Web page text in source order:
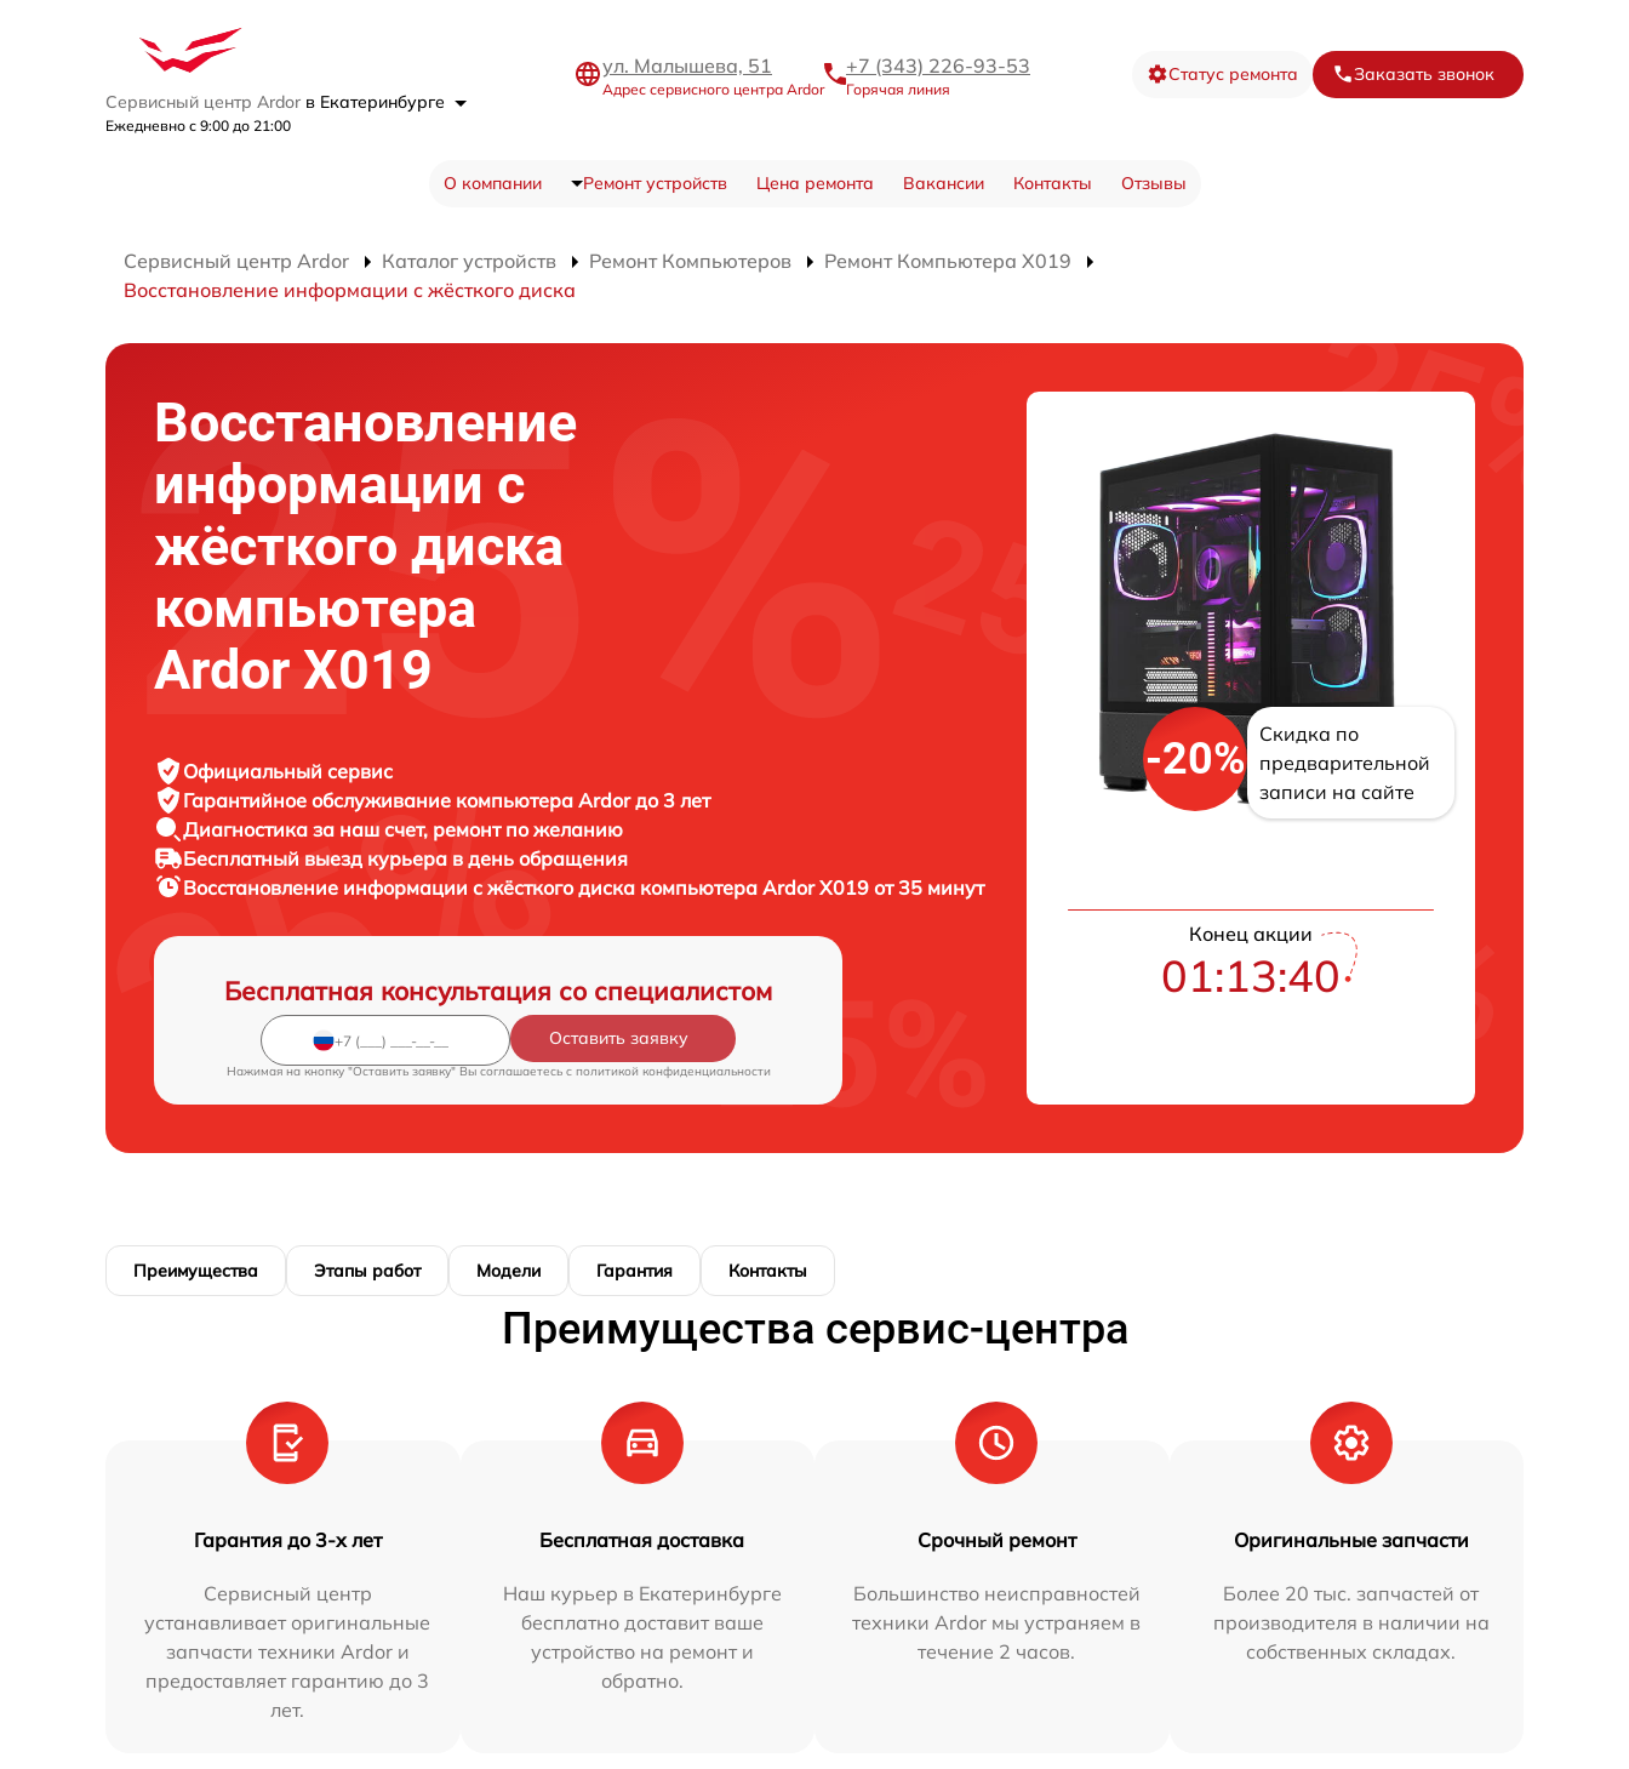
Сервисный центр Ardor в Екатеринбурге
Ежедневно с 9:00 до 21:00
ул. Малышева, 51
Адрес сервисного центра Ardor
+7 (343) 226-93-53
Горячая линия
Статус ремонта Заказать звонок
О компании Ремонт устройств Цена ремонта Вакансии Контакты Отзывы
Сервисный центр Ardor Каталог устройств Ремонт Компьютеров
Ремонт Компьютера X019
Восстановление информации с жёсткого диска
Восстановление
информации с
жёсткого диска
компьютера
Ardor X019
Официальный сервис
Гарантийное обслуживание компьютера Ardor до 3 лет
Диагностика за наш счет, ремонт по желанию
Бесплатный выезд курьера в день обращения
Восстановление информации с жёсткого диска компьютера Ardor X019 от 35 минут
Бесплатная консультация со специалистом
Оставить заявку
Нажимая на кнопку "Оставить заявку" Вы соглашаетесь c политикой конфиденциальности
-20%
Скидка по
предварительной
записи на сайте
Конец акции
01:13:40
Преимущества Этапы работ Модели Гарантия Контакты
Преимущества сервис-центра
Гарантия до 3-х лет
Сервисный центр
устанавливает оригинальные
запчасти техники Ardor и
предоставляет гарантию до 3
лет.
Бесплатная доставка
Наш курьер в Екатеринбурге
бесплатно доставит ваше
устройство на ремонт и
обратно.
Срочный ремонт
Большинство неисправностей
техники Ardor мы устраняем в
течение 2 часов.
Оригинальные запчасти
Более 20 тыс. запчастей от
производителя в наличии на
собственных складах.